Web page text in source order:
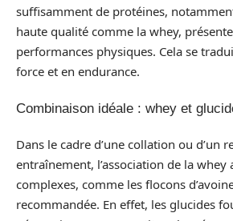
suffisamment de protéines,
haute qualité comme la whey,
performances physiques. Cela se
force et en endurance.
Combinaison idéale : whey et
Dans le cadre d’une collation ou d’un
entraînement, l’association de la whey
complexes, comme les flocons
recommandée. En effet, les glucides